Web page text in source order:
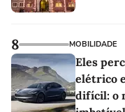
8 MOBILIDADE
Eles
elétrico
difícil: o